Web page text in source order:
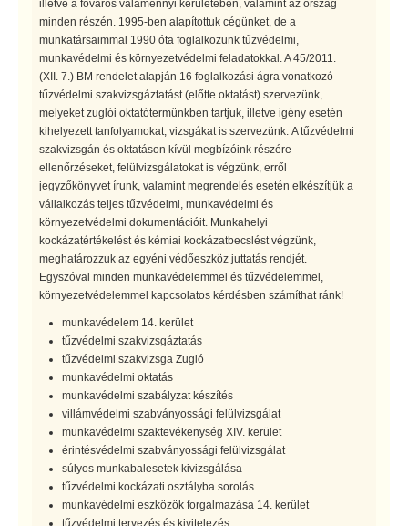
illetve a főváros valamennyi kerületében, valamint az ország
minden részén. 1995-ben alapítottuk cégünket, de a
munkatársaimmal 1990 óta foglalkozunk tűzvédelmi,
munkavédelmi és környezetvédelmi feladatokkal. A 45/2011.
(XII. 7.) BM rendelet alapján 16 foglalkozási ágra vonatkozó
tűzvédelmi szakvizsgáztatást (előtte oktatást) szervezünk,
melyeket zuglói oktatótermünkben tartjuk, illetve igény esetén
kihelyezett tanfolyamokat, vizsgákat is szervezünk. A tűzvédelmi
szakvizsgán és oktatáson kívül megbízóink részére
ellenőrzéseket, felülvizsgálatokat is végzünk, erről
jegyzőkönyvet írunk, valamint megrendelés esetén elkészítjük a
vállalkozás teljes tűzvédelmi, munkavédelmi és
környezetvédelmi dokumentációit. Munkahelyi
kockázatértékelést és kémiai kockázatbecslést végzünk,
meghatározzuk az egyéni védőeszköz juttatás rendjét.
Egyszóval minden munkavédelemmel és tűzvédelemmel,
környezetvédelemmel kapcsolatos kérdésben számíthat ránk!
munkavédelem 14. kerület
tűzvédelmi szakvizsgáztatás
tűzvédelmi szakvizsga Zugló
munkavédelmi oktatás
munkavédelmi szabályzat készítés
villámvédelmi szabványossági felülvizsgálat
munkavédelmi szaktevékenység XIV. kerület
érintésvédelmi szabványossági felülvizsgálat
súlyos munkabalesetek kivizsgálása
tűzvédelmi kockázati osztályba sorolás
munkavédelmi eszközök forgalmazása 14. kerület
tűzvédelmi tervezés és kivitelezés